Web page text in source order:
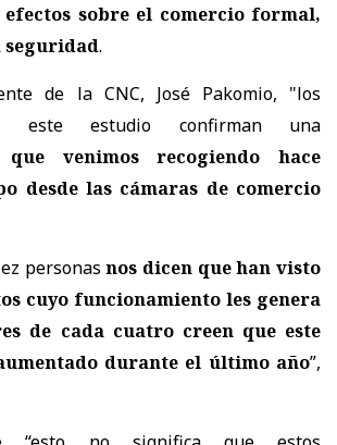
efectos sobre el comercio formal,
seguridad.
de la CNC, José Pakomio, "los
este estudio confirman una
que venimos recogiendo hace
desde las cámaras de comercio
personasnos dicen que han visto
cuyo funcionamiento les genera
de cada cuatro creen que este
durante el último año”,